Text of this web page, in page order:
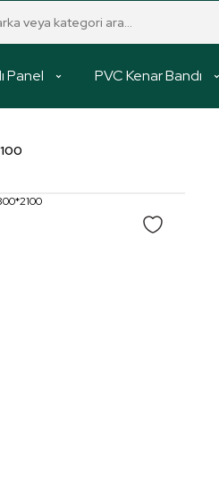
Panel PVC Kenar Bandı